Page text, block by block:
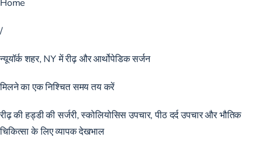
/
न्यूयॉर्क शहर, NY में रीढ़ और आर्थोपेडिक सर्जन
मिलने का एक निश्चित समय तय करें
रीढ़ की हड्डी की सर्जरी, स्कोलियोसिस उपचार, पीठ दर्द उपचार और भौतिक
चिकित्सा के लिए व्यापक देखभाल